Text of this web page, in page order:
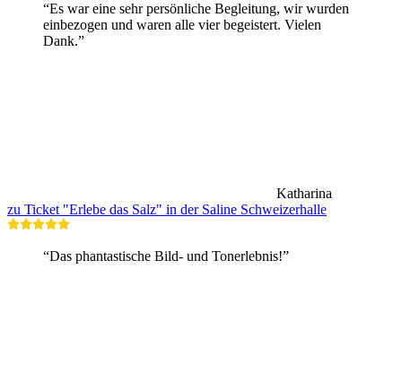
“Es war eine sehr persönliche Begleitung, wir wurden
einbezogen und waren alle vier begeistert. Vielen
Dank.”
Katharina
zu Ticket "Erlebe das Salz" in der Saline Schweizerhalle
“Das phantastische Bild- und Tonerlebnis!”